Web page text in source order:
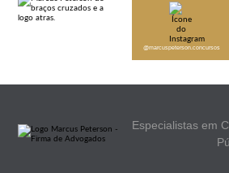
@marcuspeterson.concursos
Especialistas em